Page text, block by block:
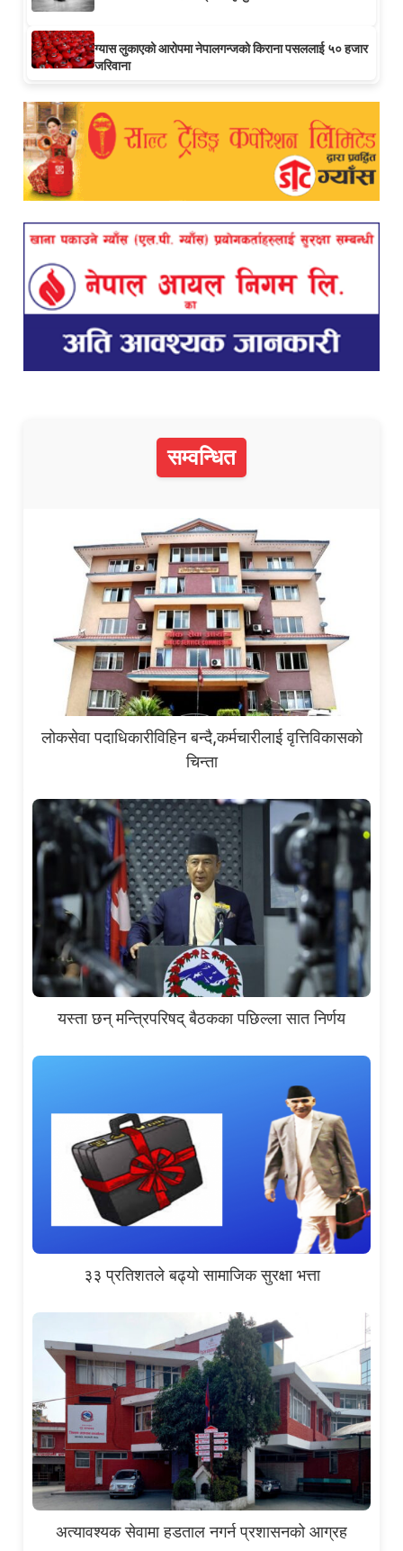
ग्यास लुकाएको आरोपमा नेपालगन्जको किराना पसललाई ५० हजार
जरिवाना
सम्वन्धित
लोकसेवा पदाधिकारीविहिन बन्दै,कर्मचारीलाई वृत्तिविकासको
चिन्ता
यस्ता छन् मन्त्रिपरिषद् बैठकका पछिल्ला सात निर्णय
३३ प्रतिशतले बढ्यो सामाजिक सुरक्षा भत्ता
अत्यावश्यक सेवामा हडताल नगर्न प्रशासनको आग्रह